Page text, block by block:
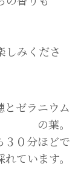
しみくださ
とゼラニウム
の葉。
３０分ほどで
ています。